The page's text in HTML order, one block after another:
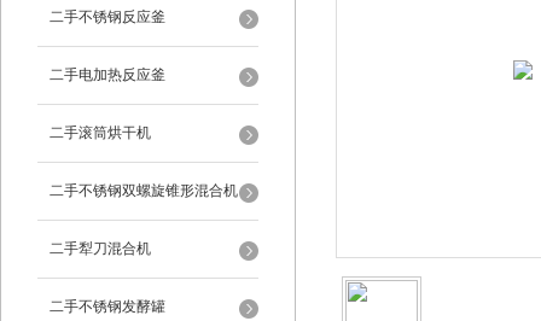
二手不锈钢反应釜
二手电加热反应釜
二手滚筒烘干机
二手不锈钢双螺旋锥形混合机
二手犁刀混合机
二手不锈钢发酵罐